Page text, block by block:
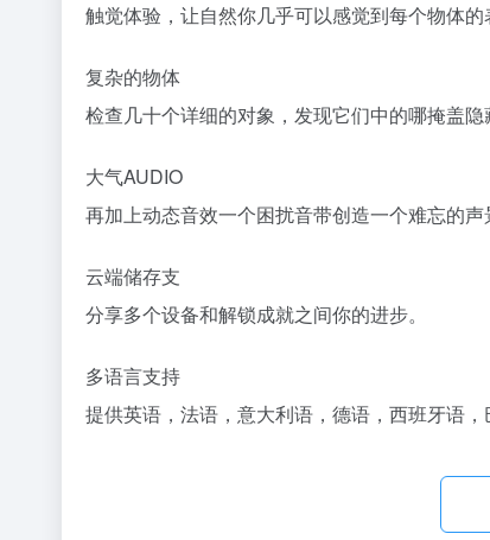
触觉体验，让自然你几乎可以感觉到每个物体的
复杂的物体
检查几十个详细的对象，发现它们中的哪掩盖隐
大气AUDIO
再加上动态音效一个困扰音带创造一个难忘的声
云端储存支
分享多个设备和解锁成就之间你的进步。
多语言支持
提供英语，法语，意大利语，德语，西班牙语，